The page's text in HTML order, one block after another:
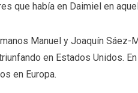
que había en Daimiel en
Manuel y Joaquín Sáez-
en Estados Unidos.
en Europa.